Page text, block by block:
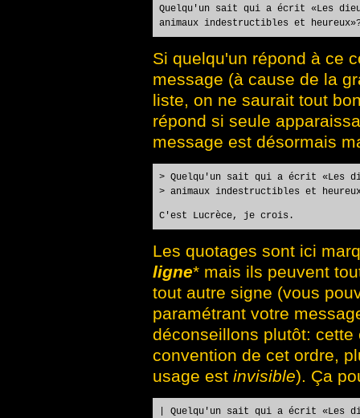
Quelqu'un sait qui a écrit «Les
animaux indestructibles et
Si quelqu'un répond à ce
message (à cause de la
liste, on ne saurait tout
répond si seule
message est désormais
> Quelqu'un sait qui a écrit «Les
> animaux indestructibles et
C'est Lucrèce, je crois.
Les quotages sont ici
ligne* mais ils peuvent
tout autre signe (vous
paramétrant votre
déconseillons plutôt:
convention de cet ordre,
usage est invisible). Ça
| Quelqu'un sait qui a écrit «Les